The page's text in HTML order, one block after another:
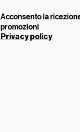
Acconsento la
promozioni
Privacy policy